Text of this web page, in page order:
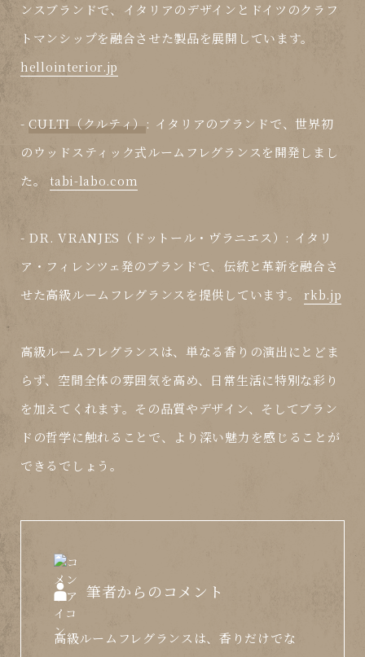
ンスブランドで、イタリアのデザインとドイツのクラフ
トマンシップを融合させた製品を展開しています。
hellointerior.jp
-CULTI（クルティ） : イタリアのブランドで、世界初
のウッドスティック式ルームフレグランスを開発しまし
た。tabi-labo.com
- DR. VRANJES（ドットール・ヴラニエス） : イタリ
ア・フィレンツェ発のブランドで、伝統と革新を融合さ
せた高級ルームフレグランスを提供しています。rkb.jp
高級ルームフレグランスは、単なる香りの演出にとどま
らず、空間全体の雰囲気を高め、日常生活に特別な彩り
を加えてくれます。その品質やデザイン、そしてブラン
ドの哲学に触れることで、より深い魅力を感じることが
できるでしょう。
筆者からのコメント
高級ルームフレグランスは、香りだけでな